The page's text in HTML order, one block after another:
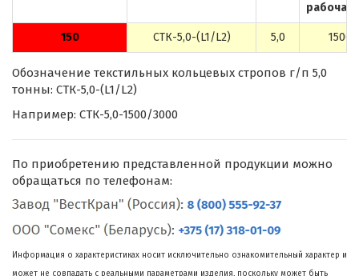
рабочая
150 СТК-5,0-(L1/L2) 5,0 1500
Обозначение текстильных кольцевых стропов г/п 5,0
тонны: СТК-5,0-(L1/L2)
Например: СТК-5,0-1500/3000
По приобретению представленной продукции можно
обращаться по телефонам:
Информация о характеристиках носит исключительно ознакомительный характер и
может не совпадать с реальными параметрами изделия, поскольку может быть